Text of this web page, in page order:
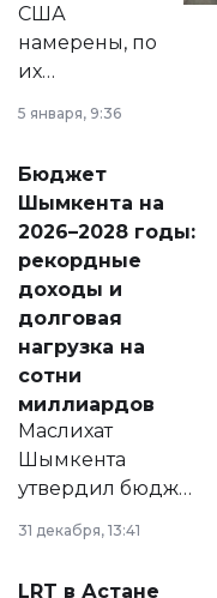
США
намерены, по
их
принести
народу
Венесуэлы.
5 января, 9:36
Бюджет
Шымкента на
2026–2028 годы:
рекордные
доходы и
долговая
нагрузка на
сотни
миллиардов
Маслихат
Шымкента
утвердил бюджет
города на 2026–
2028 годы.
31 декабря, 13:41
LRT в Астане